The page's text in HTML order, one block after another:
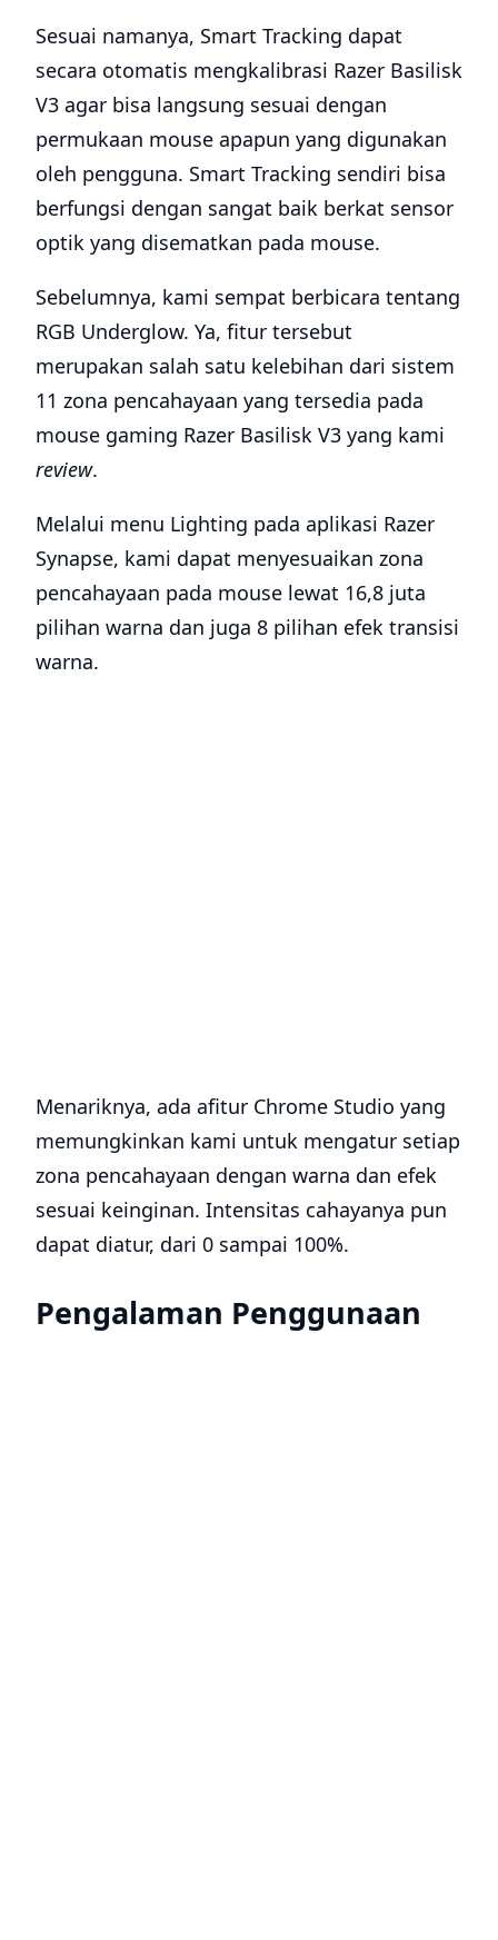
Sesuai namanya, Smart Tracking dapat
secara otomatis mengkalibrasi Razer Basilisk
V3 agar bisa langsung sesuai dengan
permukaan mouse apapun yang digunakan
oleh pengguna. Smart Tracking sendiri bisa
berfungsi dengan sangat baik berkat sensor
optik yang disematkan pada mouse.
Sebelumnya, kami sempat berbicara tentang
RGB Underglow. Ya, fitur tersebut
merupakan salah satu kelebihan dari sistem
11 zona pencahayaan yang tersedia pada
mouse gaming Razer Basilisk V3 yang kami
review.
Melalui menu Lighting pada aplikasi Razer
Synapse, kami dapat menyesuaikan zona
pencahayaan pada mouse lewat 16,8 juta
pilihan warna dan juga 8 pilihan efek transisi
warna.
Menariknya, ada afitur Chrome Studio yang
memungkinkan kami untuk mengatur setiap
zona pencahayaan dengan warna dan efek
sesuai keinginan. Intensitas cahayanya pun
dapat diatur, dari 0 sampai 100%.
Pengalaman Penggunaan